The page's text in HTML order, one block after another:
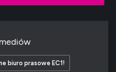
biuro prasowe EC1!